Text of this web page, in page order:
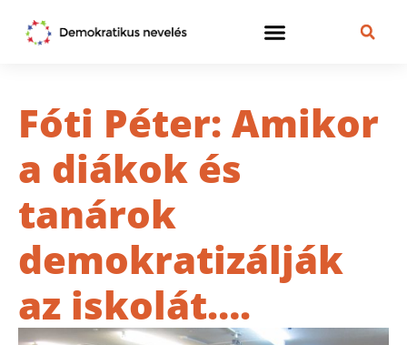
Fóti Péter: Amikor
a diákok és
tanárok
demokratizálják
az iskolát….